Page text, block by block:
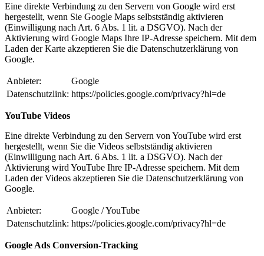
Eine direkte Verbindung zu den Servern von Google wird erst
hergestellt, wenn Sie Google Maps selbstständig aktivieren
(Einwilligung nach Art. 6 Abs. 1 lit. a DSGVO). Nach der
Aktivierung wird Google Maps Ihre IP-Adresse speichern. Mit dem
Laden der Karte akzeptieren Sie die Datenschutzerklärung von
Google.
Anbieter:
Google
Datenschutzlink: https://policies.google.com/privacy?hl=de
YouTube Videos
Eine direkte Verbindung zu den Servern von YouTube wird erst
hergestellt, wenn Sie die Videos selbstständig aktivieren
(Einwilligung nach Art. 6 Abs. 1 lit. a DSGVO). Nach der
Aktivierung wird YouTube Ihre IP-Adresse speichern. Mit dem
Laden der Videos akzeptieren Sie die Datenschutzerklärung von
Google.
Anbieter:
Google / YouTube
Datenschutzlink: https://policies.google.com/privacy?hl=de
Google Ads Conversion-Tracking